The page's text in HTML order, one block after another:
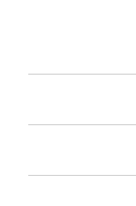
principal